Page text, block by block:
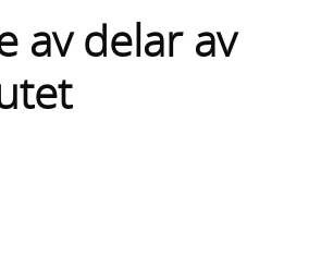
av delar av